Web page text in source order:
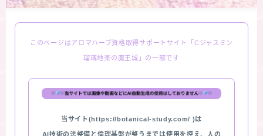
このページはアロマハーブ資格取得サポートサイト「Cジャスミン
瑠璃地楽の魔王城」の一部です
当サイト(https://botanical-study.com/ )は
AI技術の法整備と倫理基盤が整うまでは使用を控え、人の